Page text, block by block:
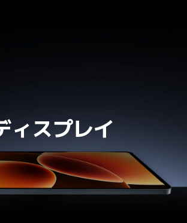
ィスプレイ